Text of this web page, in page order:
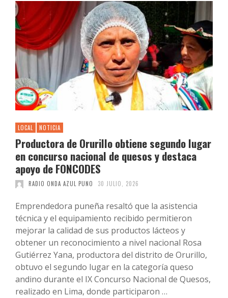
LOCAL NOTICIA
Productora de Orurillo obtiene segundo lugar
en concurso nacional de quesos y destaca
apoyo de FONCODES
RADIO ONDA AZUL PUNO 30 JULIO, 2026
Emprendedora puneña resaltó que la asistencia
técnica y el equipamiento recibido permitieron
mejorar la calidad de sus productos lácteos y
obtener un reconocimiento a nivel nacional Rosa
Gutiérrez Yana, productora del distrito de Orurillo,
obtuvo el segundo lugar en la categoría queso
andino durante el IX Concurso Nacional de Quesos,
realizado en Lima, donde participaron …